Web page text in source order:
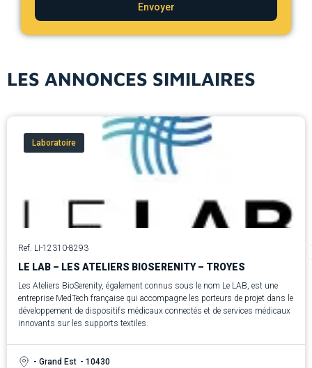
Envoyer
LES ANNONCES SIMILAIRES
Laboratoire
Ref. LI-12310-8293
LE LAB – LES ATELIERS BIOSERENITY – TROYES
Les Ateliers BioSerenity, également connus sous le nom Le LAB, est une
entreprise MedTech française qui accompagne les porteurs de projet dans le
développement de dispositifs médicaux connectés et de services médicaux
innovants sur les supports textiles.
- Grand Est - 10430